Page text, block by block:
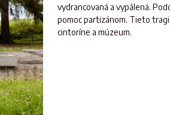
vydrancovaná a vypálená.
pomoc partizánom. Tieto
cintoríne a múzeum.